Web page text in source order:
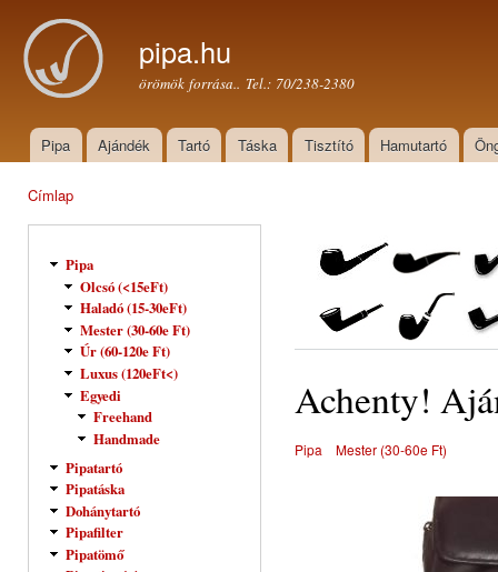
pipa.hu
örömök forrása.. Tel.: 70/238-2380
Főmenü
Pipa Ajándék Tartó Táska Tisztító Hamutartó
Címlap
Pipa
Olcsó (<15eFt)
Haladó (15-30eFt)
Mester (30-60e Ft)
Úr (60-120e Ft)
Luxus (120eFt<)
Egyedi
Freehand
Handmade
Pipatartó
Pipatáska
Dohánytartó
Pipafilter
Pipatömő
Achenty!
Pipa Mester (30-60e Ft)